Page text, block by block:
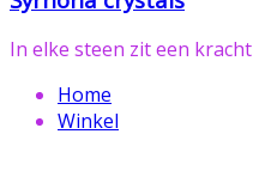
In elke steen zit een kracht
Home
Winkel